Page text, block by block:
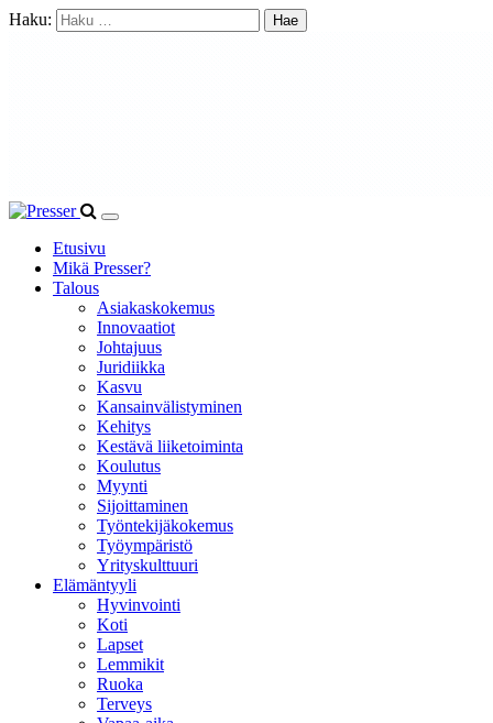
Haku:
Etusivu
Mikä Presser?
Talous
Asiakaskokemus
Innovaatiot
Johtajuus
Juridiikka
Kasvu
Kansainvälistyminen
Kehitys
Kestävä liiketoiminta
Koulutus
Myynti
Sijoittaminen
Työntekijäkokemus
Työympäristö
Yrityskulttuuri
Elämäntyyli
Hyvinvointi
Koti
Lapset
Lemmikit
Ruoka
Terveys